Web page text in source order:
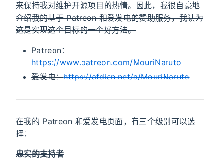
来保持我对维护开源项目的热情。因此，我很自豪地
介绍我的基于 Patreon 和爱发电的赞助服务，我认为
这是实现这个目标的一个好方法。
Patreon：
https://www.patreon.com/MouriNaruto
爱发电：https://afdian.net/a/MouriNaruto
在我的 Patreon 和爱发电页面，有三个级别可以选
择：
忠实的支持者